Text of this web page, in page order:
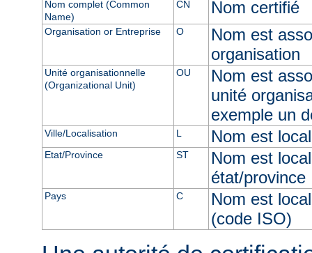
Nom complet (Common
Name)
CN Nom certifié
Organisation or Entreprise O
Nom est
organisation
Unité organisationnelle
(Organizational Unit)
OU
Nom est
unité
exemple un
Ville/Localisation L Nom est
Etat/Province ST
Nom est
état/province
Pays C
Nom est
(code ISO)